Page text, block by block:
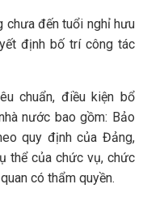
chưa đến tuổi nghỉ hưu
định bố trí công tác
chuẩn, điều kiện bổ
nước bao gồm: Bảo
quy định của Đảng,
thể của chức vụ, chức
có thẩm quyền.